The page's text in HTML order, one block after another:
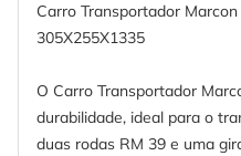
Carro Transportador
305X255X1335
O Carro Transportador
durabilidade, ideal para o
duas rodas RM 39 e uma